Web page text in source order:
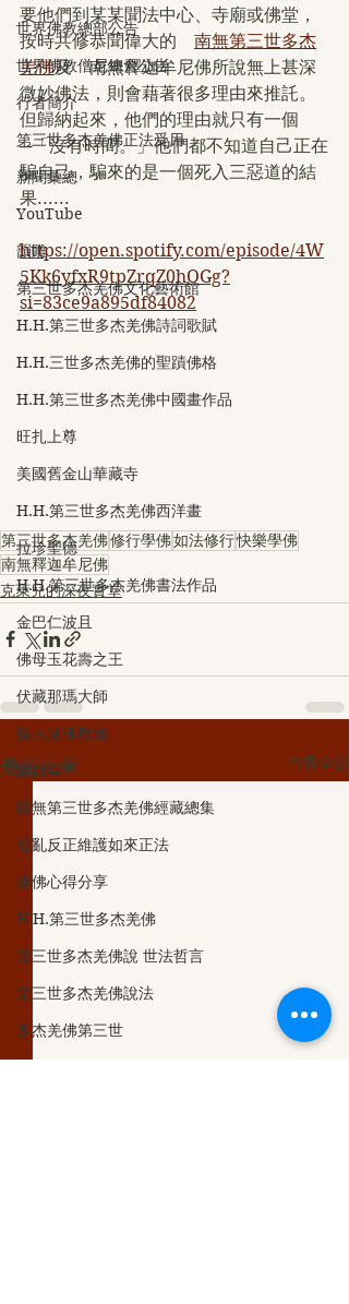
世界佛教總部公告
世界佛教僧尼總會公告
行者簡介
第三世多杰羌佛正法受用
新聞彙總
YouTube
韻雕
第三世多杰羌佛文化藝術館
H.H.第三世多杰羌佛詩詞歌賦
H.H.三世多杰羌佛的聖蹟佛格
H.H.第三世多杰羌佛中國畫作品
旺扎上尊
美國舊金山華藏寺
H.H.第三世多杰羌佛西洋畫
拉珍聖德
H.H.第三世多杰羌佛書法作品
金巴仁波且
佛母玉花壽之王
伏藏那瑪大師
聖天湖佛教城
聖蹟寺
南無第三世多杰羌佛經藏總集
撥亂反正維護如來正法
學佛心得分享
H.H.第三世多杰羌佛
第三世多杰羌佛說 世法哲言
第三世多杰羌佛說法
多杰羌佛第三世
要他們到某某聞法中心、寺廟或佛堂，
按時共修恭聞偉大的 南無第三世多杰
羌佛及　南無釋迦牟尼佛所說無上甚深
微妙佛法，則會藉著很多理由來推託。
但歸納起來，他們的理由就只有一個
─「沒有時間。」他們都不知道自己正在
騙自己，騙來的是一個死入三惡道的結
果......
https://open.spotify.com/episode/4W
5Kk6yfxR9tpZrqZ0hOGg?
si=83ce9a895df84082
第三世多杰羌佛修行學佛如法修行快樂學佛
南無釋迦牟尼佛
克萊兒的深夜實堂
最新文章 查看全部